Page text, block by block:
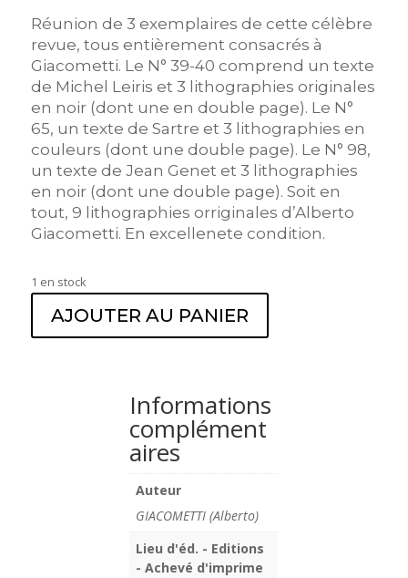
Réunion de 3 exemplaires de cette célèbre
revue, tous entièrement consacrés à
Giacometti. Le N° 39-40 comprend un texte
de Michel Leiris et 3 lithographies originales
en noir (dont une en double page). Le N°
65, un texte de Sartre et 3 lithographies en
couleurs (dont une double page). Le N° 98,
un texte de Jean Genet et 3 lithographies
en noir (dont une double page). Soit en
tout, 9 lithographies orriginales d’Alberto
Giacometti. En excellenete condition.
1 en stock
AJOUTER AU PANIER
Informations
complément
aires
Auteur
GIACOMETTI (Alberto)
Lieu d'éd. - Editions
- Achevé d'imprime